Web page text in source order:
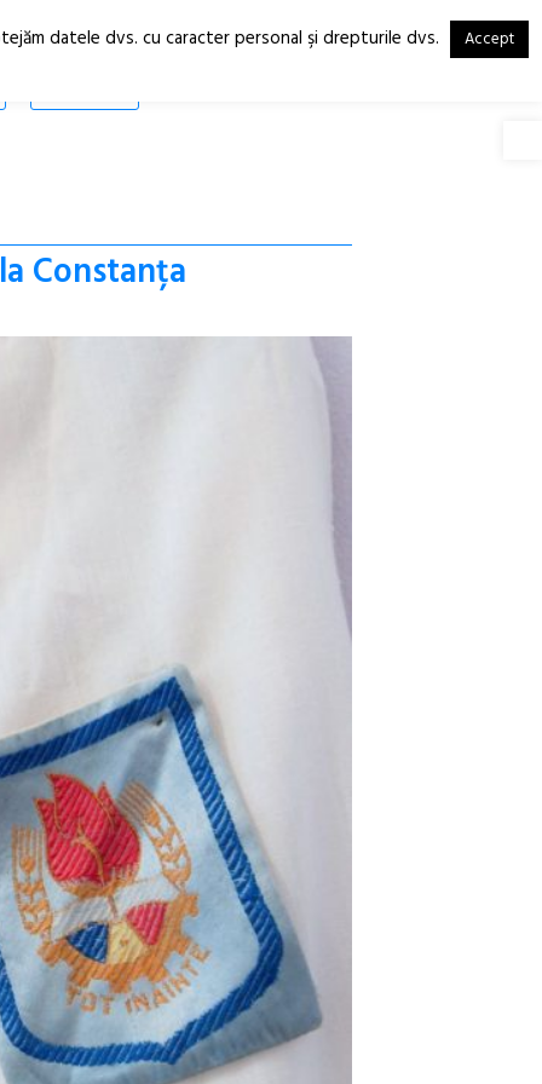
RO
EN
Constanța
datele dvs. cu caracter personal şi drepturile dvs. Accept